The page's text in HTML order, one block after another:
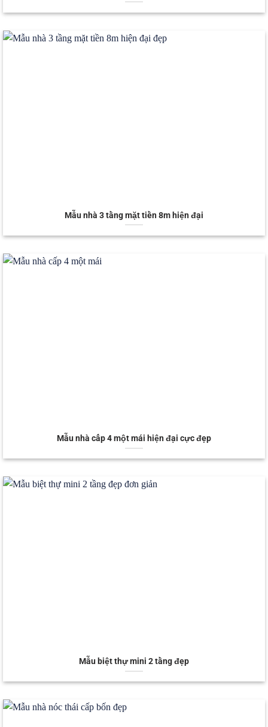
Mẫu nhà 3 tầng mặt tiền 8m hiện đại
Mẫu nhà cấp 4 một mái hiện đại cực đẹp
Mẫu biệt thự mini 2 tầng đẹp